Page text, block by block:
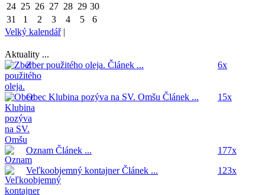
24 25 26 27 28 29 30
31
1 2 3 4 5
6
Velký kalendář|
Aktuality ...
Zber použitého oleja. Článek ... 6x
Obec Klubina pozýva na SV. Omšu Článek ... 15x
Oznam Článek ...
177x
Veľkoobjemný kontajnerČlánek ... 123x